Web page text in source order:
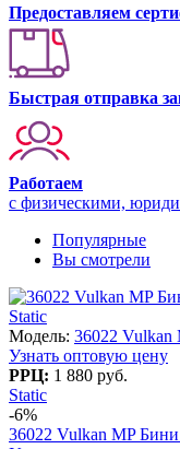
Предоставляем
Быстрая отправка
Работаем
с физическими,
Популярные
Вы смотрели
Static
Модель: 36022 Vulkan
Узнать оптовую цену
РРЦ: 1 880 руб.
Static
-6%
36022 Vulkan MP